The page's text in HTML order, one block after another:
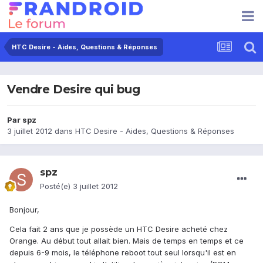
HTC Desire - Aides, Questions & Réponses
Vendre Desire qui bug
Par spz
3 juillet 2012 dans HTC Desire - Aides, Questions & Réponses
spz
Posté(e) 3 juillet 2012
Bonjour,
Cela fait 2 ans que je possède un HTC Desire acheté chez
Orange. Au début tout allait bien. Mais de temps en temps et ce
depuis 6-9 mois, le téléphone reboot tout seul lorsqu'il est en